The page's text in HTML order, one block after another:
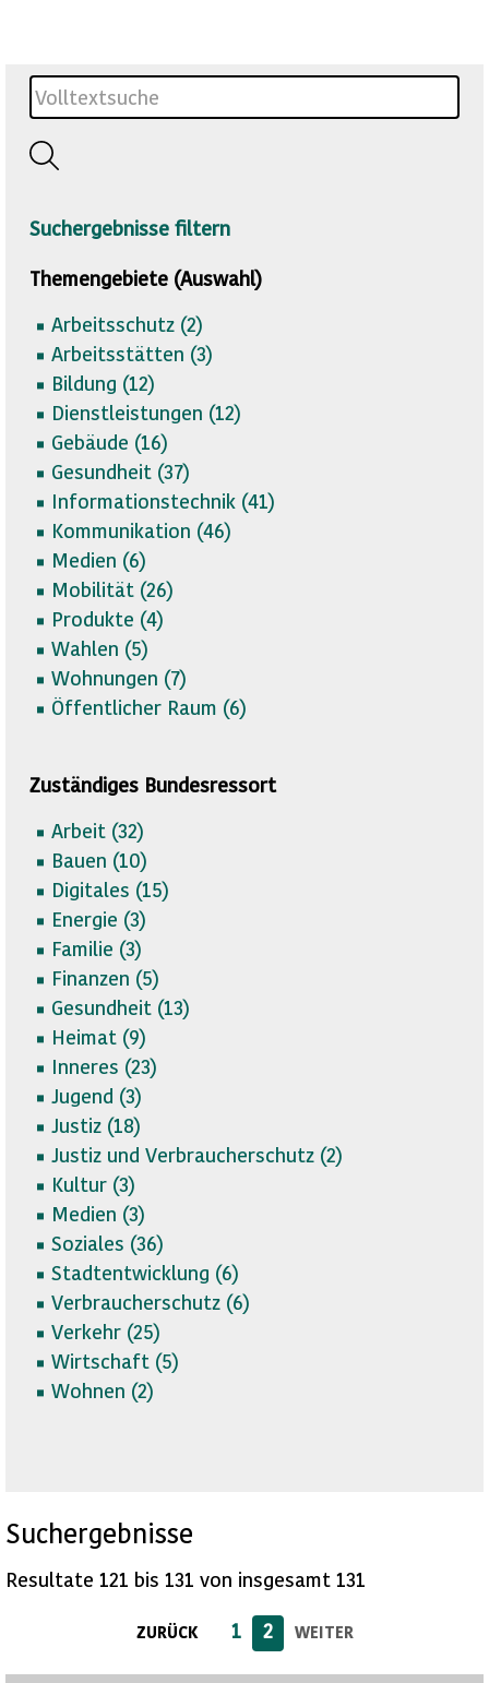
Suchergebnisse filtern
Themengebiete (Auswahl)
Arbeitsschutz (2)
Arbeitsstätten (3)
Bildung (12)
Dienstleistungen (12)
Gebäude (16)
Gesundheit (37)
Informationstechnik (41)
Kommunikation (46)
Medien (6)
Mobilität (26)
Produkte (4)
Wahlen (5)
Wohnungen (7)
Öffentlicher Raum (6)
Zuständiges Bundesressort
Arbeit (32)
Bauen (10)
Digitales (15)
Energie (3)
Familie (3)
Finanzen (5)
Gesundheit (13)
Heimat (9)
Inneres (23)
Jugend (3)
Justiz (18)
Justiz und Verbraucherschutz (2)
Kultur (3)
Medien (3)
Soziales (36)
Stadtentwicklung (6)
Verbraucherschutz (6)
Verkehr (25)
Wirtschaft (5)
Wohnen (2)
Suchergebnisse
Resultate 121 bis 131 von insgesamt 131
ZURÜCK 1 2 WEITER